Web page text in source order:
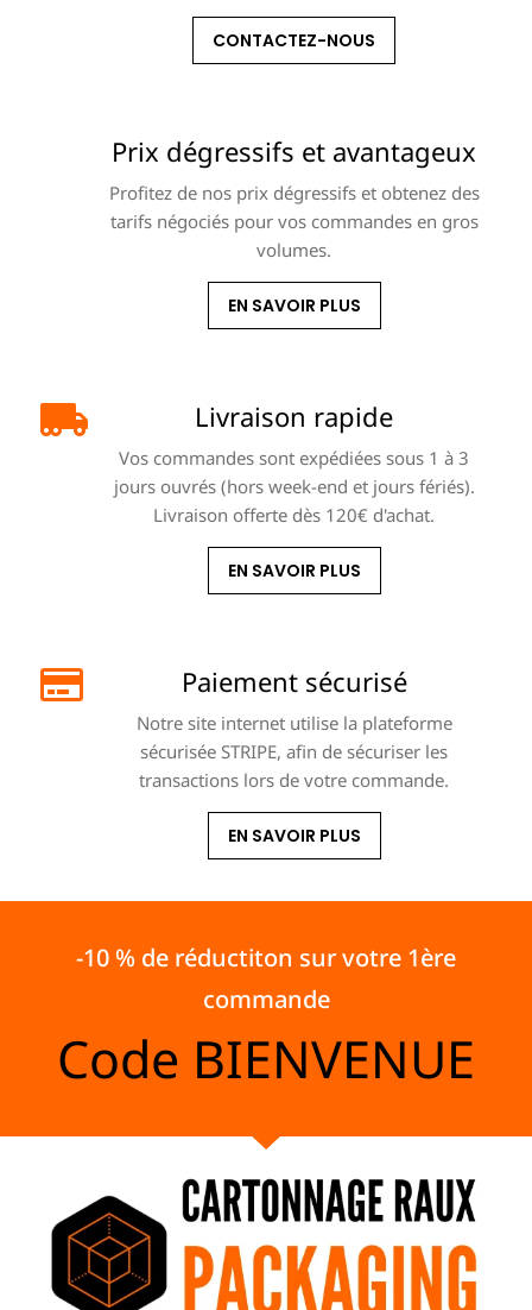
CONTACTEZ-NOUS
Prix dégressifs et avantageux
Profitez de nos prix dégressifs et obtenez des
tarifs négociés pour vos commandes en gros
volumes.
EN SAVOIR PLUS
Livraison rapide
Vos commandes sont expédiées sous 1 à 3
jours ouvrés (hors week-end et jours fériés).
Livraison offerte dès 120€ d'achat.
EN SAVOIR PLUS
Paiement sécurisé
Notre site internet utilise la plateforme
sécurisée STRIPE, afin de sécuriser les
transactions lors de votre commande.
EN SAVOIR PLUS
-10 % de réductiton sur votre 1ère
commande
Code BIENVENUE